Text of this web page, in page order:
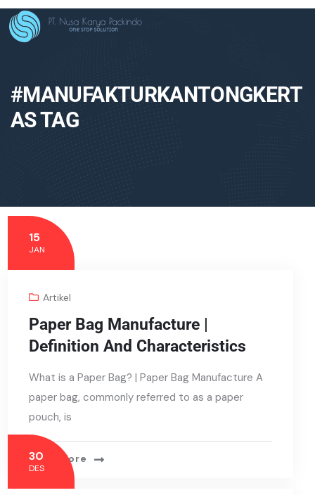
#MANUFAKTURKANTONGKERT
AS TAG
15
JAN
Artikel
Paper Bag Manufacture |
Definition And Characteristics
What is a Paper Bag? | Paper Bag Manufacture A
paper bag, commonly referred to as a paper
pouch, is
Read More
30
DES